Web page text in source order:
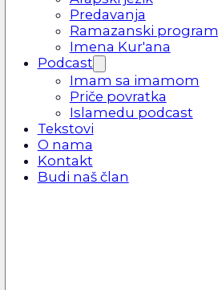
Predavanja
Ramazanski program
Imena Kur'ana
Podcast
Imam sa imamom
Priče povratka
Islamedu podcast
Tekstovi
O nama
Kontakt
Budi naš član